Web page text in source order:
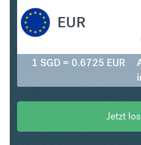
EUR
1 SGD = 0.6725 EUR
Jetzt